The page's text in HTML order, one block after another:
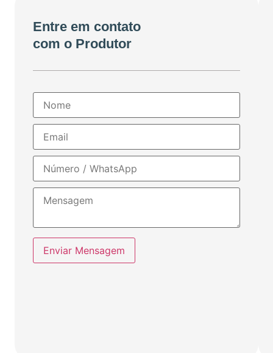
Entre em contato
com o Produtor
Enviar Mensagem